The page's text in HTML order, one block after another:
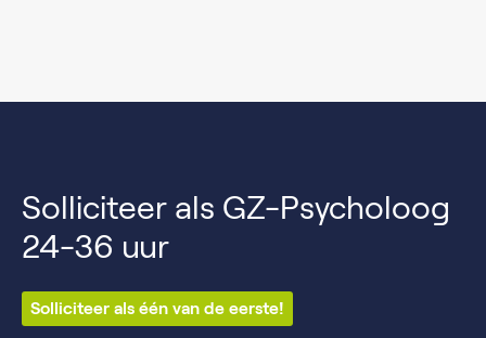
Solliciteer als GZ-Psycholoog
24-36 uur
Solliciteer als één van de eerste!